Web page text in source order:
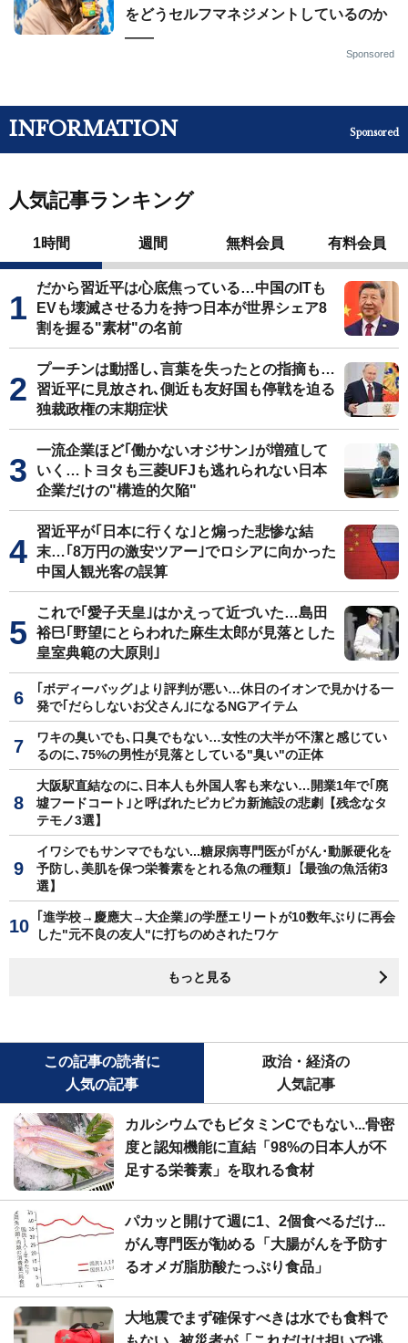
をどうセルフマネジメントしているのか
——
Sponsored
INFORMATION Sponsored
人気記事ランキング
1時間 週間 無料会員 有料会員
だから習近平は心底焦っている…中国のITも
EVも壊滅させる力を持つ日本が世界シェア8
割を握る"素材"の名前
プーチンは動揺し､言葉を失ったとの指摘も…
習近平に見放され､側近も友好国も停戦を迫る
独裁政権の末期症状
一流企業ほど｢働かないオジサン｣が増殖して
いく…トヨタも三菱UFJも逃れられない日本
企業だけの"構造的欠陥"
習近平が｢日本に行くな｣と煽った悲惨な結
末…｢8万円の激安ツアー｣でロシアに向かった
中国人観光客の誤算
これで｢愛子天皇｣はかえって近づいた…島田
裕巳｢野望にとらわれた麻生太郎が見落とした
皇室典範の大原則｣
｢ボディーバッグ｣より評判が悪い…休日のイオンで見かける一
発で｢だらしないお父さん｣になるNGアイテム
ワキの臭いでも､口臭でもない…女性の大半が不潔と感じてい
るのに､75%の男性が見落としている"臭い"の正体
大阪駅直結なのに､日本人も外国人客も来ない…開業1年で｢廃
墟フードコート｣と呼ばれたピカピカ新施設の悲劇【残念なタ
テモノ3選】
イワシでもサンマでもない...糖尿病専門医が｢がん･動脈硬化を
予防し､美肌を保つ栄養素をとれる魚の種類｣【最強の魚活術3
選】
｢進学校→慶應大→大企業｣の学歴エリートが10数年ぶりに再会
した"元不良の友人"に打ちのめされたワケ
もっと見る
この記事の読者に
人気の記事
政治・経済の
人気記事
カルシウムでもビタミンCでもない...骨密
度と認知機能に直結「98%の日本人が不
足する栄養素」を取れる食材
パカッと開けて週に1、2個食べるだけ...
がん専門医が勧める「大腸がんを予防す
るオメガ脂肪酸たっぷり食品」
大地震でまず確保すべきは水でも食料で